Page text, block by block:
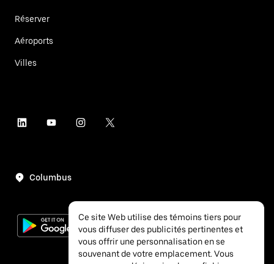
Réserver
Aéroports
Villes
Columbus
Ce site Web utilise des témoins tiers pour
vous diffuser des publicités pertinentes et
vous offrir une personnalisation en se
souvenant de votre emplacement. Vous